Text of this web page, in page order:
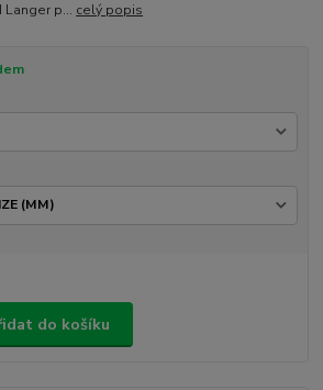
Langer p... celý popis
do košíku